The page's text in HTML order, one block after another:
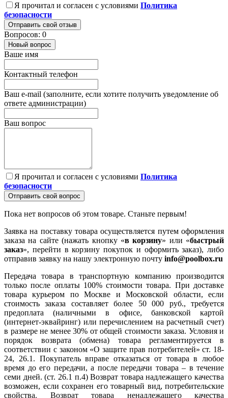
Я прочитал и согласен с условиями Политика
безопасности
Отправить свой отзыв
Вопросов: 0
Новый вопрос
Ваше имя
Контактный телефон
Ваш e-mail (заполните, если хотите получить уведомление об
ответе администрации)
Ваш вопрос
Я прочитал и согласен с условиями Политика
безопасности
Отправить свой вопрос
Пока нет вопросов об этом товаре. Станьте первым!
Заявка на поставку товара осуществляется путем оформления
заказа на сайте (нажать кнопку «в корзину» или «быстрый
заказ», перейти в корзину покупок и оформить заказ), либо
отправив заявку на нашу электронную почту info@poolbox.ru
Передача товара в транспортную компанию производится
только после оплаты 100% стоимости товара. При доставке
товара курьером по Москве и Московской области, если
стоимость заказа составляет более 50 000 руб., требуется
предоплата (наличными в офисе, банковской картой
(интернет-эквайринг) или перечислением на расчетный счет)
в размере не менее 30% от общей стоимости заказа. Условия и
порядок возврата (обмена) товара регламентируется в
соответствии с законом «О защите прав потребителей» ст. 18-
24, 26.1. Покупатель вправе отказаться от товара в любое
время до его передачи, а после передачи товара – в течение
семи дней. (ст. 26.1 п.4) Возврат товара надлежащего качества
возможен, если сохранен его товарный вид, потребительские
свойства. Возврат товара ненадлежащего качества